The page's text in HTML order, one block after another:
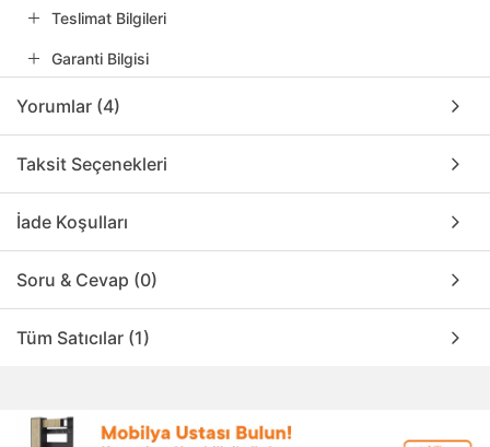
Teslimat Bilgileri
Garanti Bilgisi
Yorumlar (4)
Taksit Seçenekleri
İade Koşulları
Soru & Cevap (0)
Tüm Satıcılar (1)